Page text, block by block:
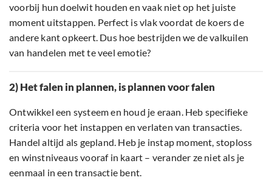
voorbij hun doelwit houden en vaak niet op het juiste
moment uitstappen. Perfect is vlak voordat de koers de
andere kant opkeert. Dus hoe bestrijden we de valkuilen
van handelen met te veel emotie?
2) Het falen in plannen, is plannen voor falen
Ontwikkel een systeem en houd je eraan. Heb specifieke
criteria voor het instappen en verlaten van transacties.
Handel altijd als gepland. Heb je instap moment, stoploss
en winstniveaus vooraf in kaart – verander ze niet als je
eenmaal in een transactie bent.